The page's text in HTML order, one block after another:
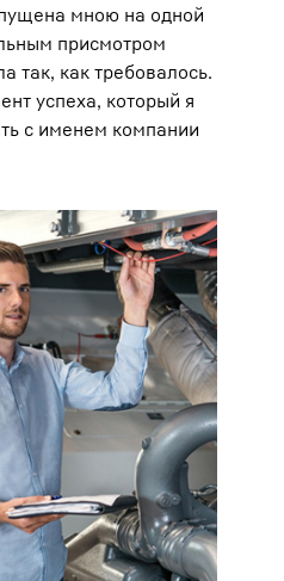
мною на одной
присмотром
так, как требовалось.
успеха, который я
с именем компании